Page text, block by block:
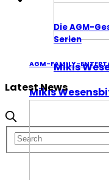
AGM-FAMILY-
Mikis
Die AGM-
Serien
Mikis
Latest News